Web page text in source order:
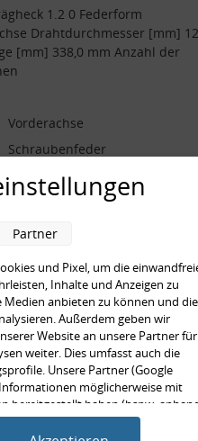
1.2 0 Federform
Drahtdurchmesser [mm]
[mm] 338,0 mm Anzahl der
Vorderachse
Schraubenfeder
5,5
150,0 mm
12,0 mm
und Pixel, um die
Inhalte und Anzeigen zu
anbieten zu können und die
Außerdem geben wir
Website an unsere Partner für
weiter. Dies umfasst auch die
Unsere Partner (Google
möglicherweise mit
bereitgestellt haben (bspw.
sie im Rahmen Ihrer Nutzung der
Partner